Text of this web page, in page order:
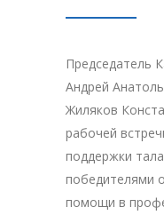
Председатель
Андрей
Жиляков
рабочей
поддержки
победителями
помощи в